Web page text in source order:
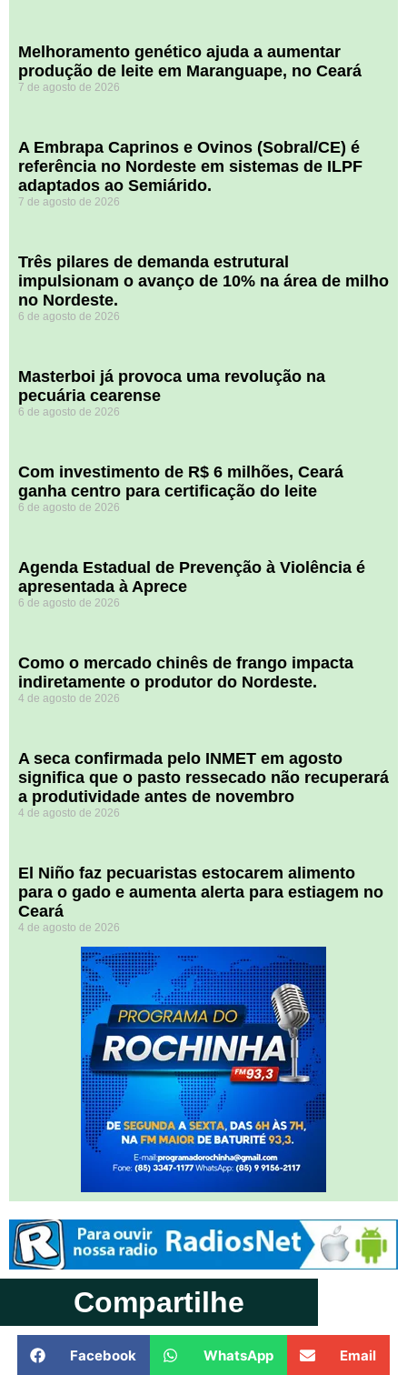
Melhoramento genético ajuda a aumentar
produção de leite em Maranguape, no Ceará
7 de agosto de 2026
A Embrapa Caprinos e Ovinos (Sobral/CE) é
referência no Nordeste em sistemas de ILPF
adaptados ao Semiárido.
7 de agosto de 2026
​Três pilares de demanda estrutural
impulsionam o avanço de 10% na área de milho
no Nordeste.
6 de agosto de 2026
Masterboi já provoca uma revolução na
pecuária cearense
6 de agosto de 2026
Com investimento de R$ 6 milhões, Ceará
ganha centro para certificação do leite
6 de agosto de 2026
Agenda Estadual de Prevenção à Violência é
apresentada à Aprece
6 de agosto de 2026
​Como o mercado chinês de frango impacta
indiretamente o produtor do Nordeste.
4 de agosto de 2026
A seca confirmada pelo INMET em agosto
significa que o pasto ressecado não recuperará
a produtividade antes de novembro
4 de agosto de 2026
El Niño faz pecuaristas estocarem alimento
para o gado e aumenta alerta para estiagem no
Ceará
4 de agosto de 2026
Compartilhe
Facebook WhatsApp Email